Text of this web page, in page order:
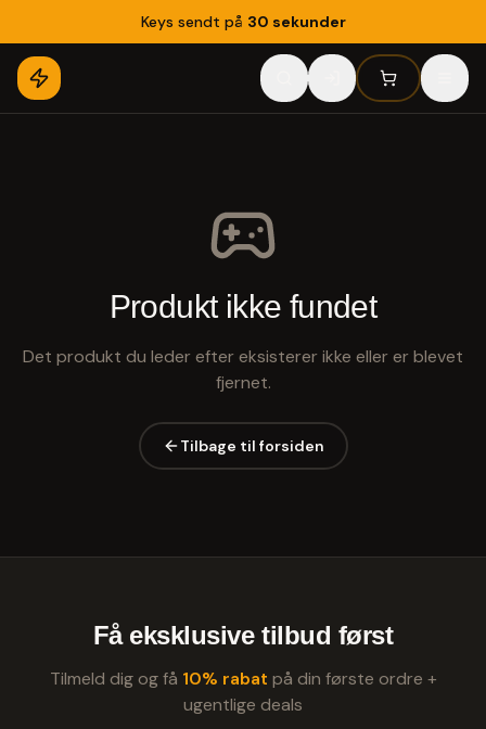
Keys sendt på 30 sekunder
Produkt ikke fundet
Det produkt du leder efter eksisterer ikke eller er blevet
fjernet.
Tilbage til forsiden
Få eksklusive tilbud først
Tilmeld dig og få 10% rabat på din første ordre +
ugentlige deals